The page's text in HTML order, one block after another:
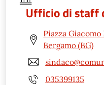
Ufficio di staff
Piazza
Bergamo (BG)
035399135